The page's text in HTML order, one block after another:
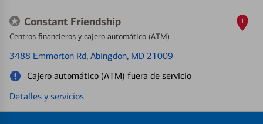
Constant Friendship
Centros financieros y cajero automático (ATM)
3488 Emmorton Rd, Abingdon, MD 21009
Cajero automático (ATM) fuera de servicio
Detalles y servicios
1